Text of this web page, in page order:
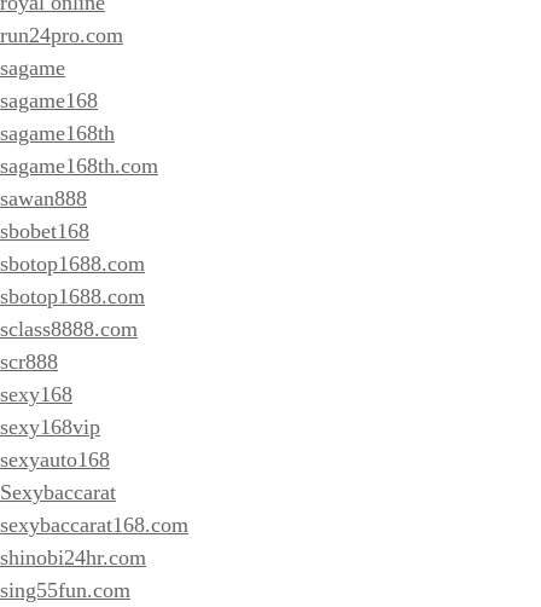
run24pro.com
sagame
sagame168
sagame168th
sagame168th.com
sawan888
sbobet168
sbotop1688.com
sbotop1688.com
sclass8888.com
scr888
sexy168
sexy168vip
sexyauto168
Sexybaccarat
sexybaccarat168.com
shinobi24hr.com
sing55fun.com